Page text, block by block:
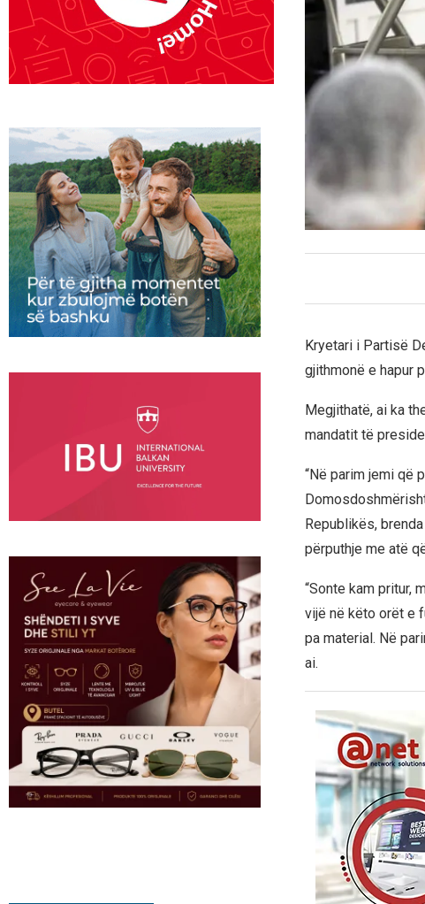
Kryetari i Partisë
gjithmonë e hapur
Megjithatë, ai ka
mandatit të
“Në parim jemi që
Republikës,
përputhje me atë
“Sonte kam pritur,
vijë në këto orët e
pa material. Në
ai.